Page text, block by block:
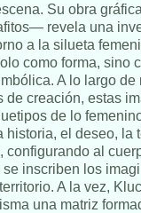
Su obra
revela una
a la silueta
como forma, sino
A lo largo de
de creación, estas
de lo
historia, el deseo, la
configurando al
inscriben los
A la vez,
una matriz